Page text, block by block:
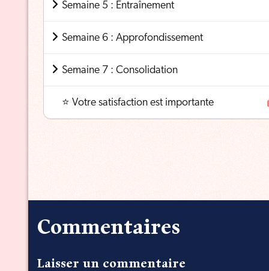
Semaine 5 : Entraînement
Semaine 6 : Approfondissement
Semaine 7 : Consolidation
⭐ Votre satisfaction est importante
Commentaires
Laisser un commentaire